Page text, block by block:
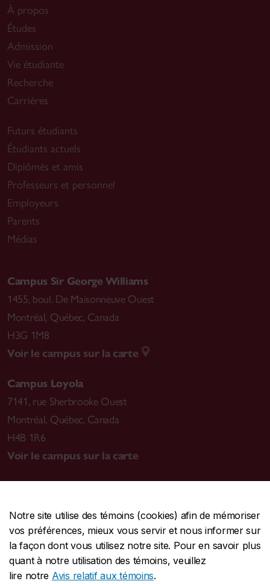
Notre site utilise des témoins (cookies) afin de mémoriser
vos préférences, mieux vous servir et nous informer sur
la façon dont vous utilisez notre site. Pour en savoir plus
quant à notre utilisation des témoins, veuillez
lire notre Avis relatif aux témoins.
À propos
Études
Admission
Vie étudiante
Recherche
Carrières
Futurs étudiants
Étudiants actuels
Diplômés et amis
Professeurs et personnel
Employeurs
Parents
Médias
Campus Sir George Williams
1455, boul. De Maisonneuve Ouest
Montréal, Québec, Canada
H3G 1M8
Voir le campus sur la carte
Campus Loyola
7141, rue Sherbrooke Ouest
Montréal, Québec, Canada
H4B 1R6
Voir le campus sur la carte
CENTRALE514-848-2424
URGENCE514-848-3717
Protection et prévention | Accessibilité | Confidentialité